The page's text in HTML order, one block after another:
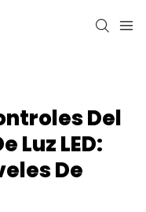
Del
Luz LED:
De